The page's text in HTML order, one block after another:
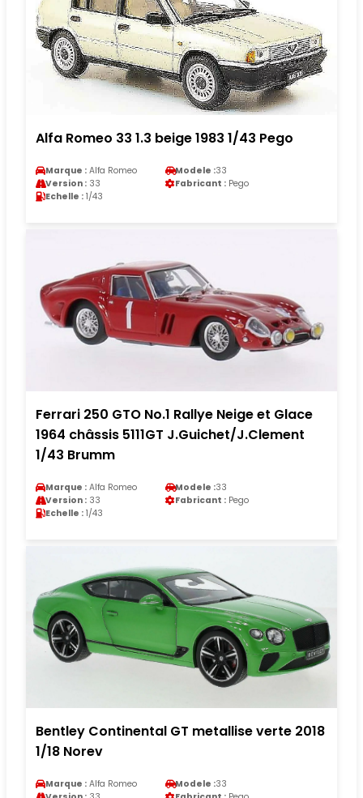
Alfa Romeo 33 1.3 beige 1983 1/43 Pego
Marque : Alfa Romeo Modele :33
Version : 33 Fabricant : Pego
Echelle : 1/43
Ferrari 250 GTO No.1 Rallye Neige et Glace
1964 châssis 5111GT J.Guichet/J.Clement
1/43 Brumm
Marque : Alfa Romeo Modele :33
Version : 33 Fabricant : Pego
Echelle : 1/43
Bentley Continental GT metallise verte 2018
1/18 Norev
Marque : Alfa Romeo Modele :33